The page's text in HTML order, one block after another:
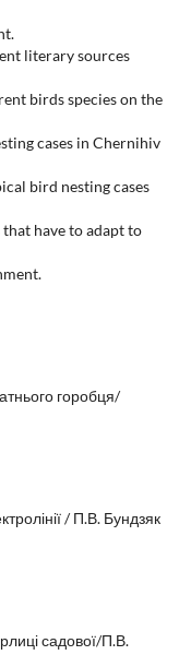
literary sources
birds species on the
cases in Chernihiv
bird nesting cases
have to adapt to
горобця/
/ П.В. Бундзяк
садової/П.В.